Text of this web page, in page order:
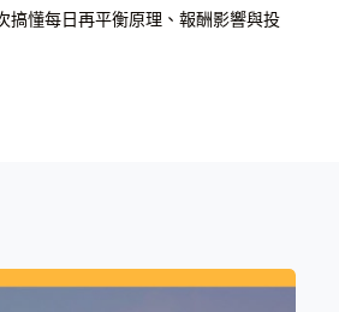
搞懂每日再平衡原理、報酬影響與投